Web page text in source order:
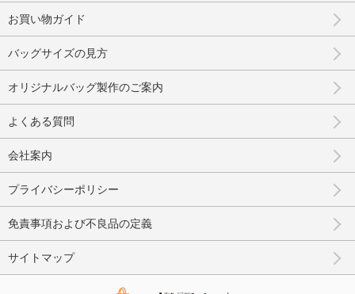
お買い物ガイド
バッグサイズの見方
オリジナルバッグ製作のご案内
よくある質問
会社案内
プライバシーポリシー
免責事項および不良品の定義
サイトマップ